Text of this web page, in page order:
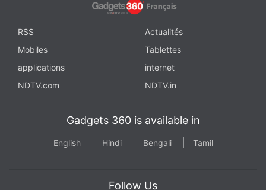
RSS
Actualités
Mobiles
Tablettes
applications
internet
NDTV.com
NDTV.in
Gadgets 360 is available in
English Hindi Bengali Tamil
Follow Us